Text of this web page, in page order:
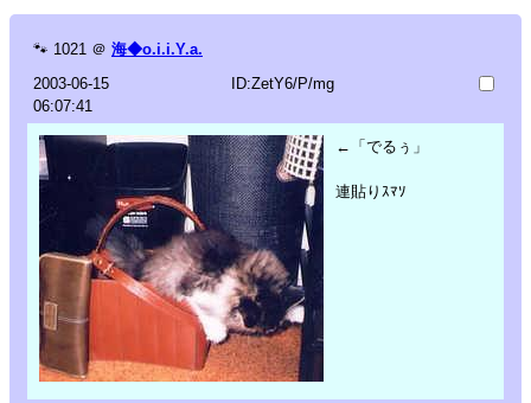
🐾 1021 ＠ 海◆o.i.i.Y.a.
2003-06-15
06:07:41
ID:ZetY6/P/mg
←「でるぅ」
連貼りｽﾏｿ